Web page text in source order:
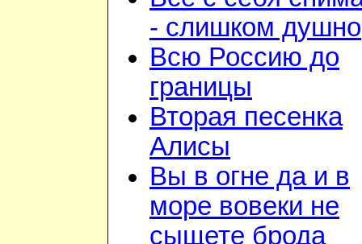
- слишком душно
Всю Россию до
границы
Вторая песенка
Алисы
Вы в огне да и в
море вовеки не
сыщете брода